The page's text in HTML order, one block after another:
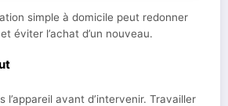
simple à domicile peut redonner
éviter l’achat d’un nouveau.
l’appareil avant d’intervenir. Travailler